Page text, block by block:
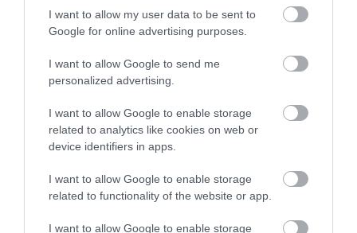
I want to allow my user data to be sent to
Google for online advertising purposes.
I want to allow Google to send me
personalized advertising.
I want to allow Google to enable storage
related to analytics like cookies on web or
device identifiers in apps.
I want to allow Google to enable storage
related to functionality of the website or app.
I want to allow Google to enable storage
mentes
évek számát is számottevően növelhetik.
legfontosabbüzenete, hogy a hosszabb élet
önmagában nem elegendő cél. Sokkal
teljenek, megőrizve az önállóságot, a fizikai
erőnlétet és a
mentális
szokásoknemcsak idősebb korban, hanem jóval
korábban a mindennapokrészévé válnak.